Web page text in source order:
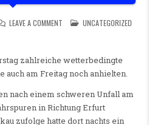
LEAVE A COMMENT ON ZAHLREICHE UNFÄLLE
POSTED IN
UNCATEGORIZED
zahlreiche wetterbedingte
am Freitag noch anhielten.
nach einem schweren Unfall am
in Richtung Erfurt
zufolge hatte dort nachts ein